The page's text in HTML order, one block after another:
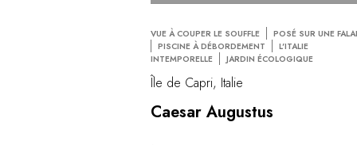
VUE À COUPER LE SOUFFLE
POSÉ SUR UNE
PISCINE À DÉBORDEMENT
L'ITALIE
INTEMPORELLE
JARDIN ÉCOLOGIQUE
Île de Capri, Italie
Caesar Augustus